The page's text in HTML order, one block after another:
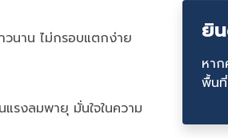
วนาน ไม่กรอบแตกง่าย
รงลมพายุ มั่นใจในความ
ยิ
หาก
พื้นที่